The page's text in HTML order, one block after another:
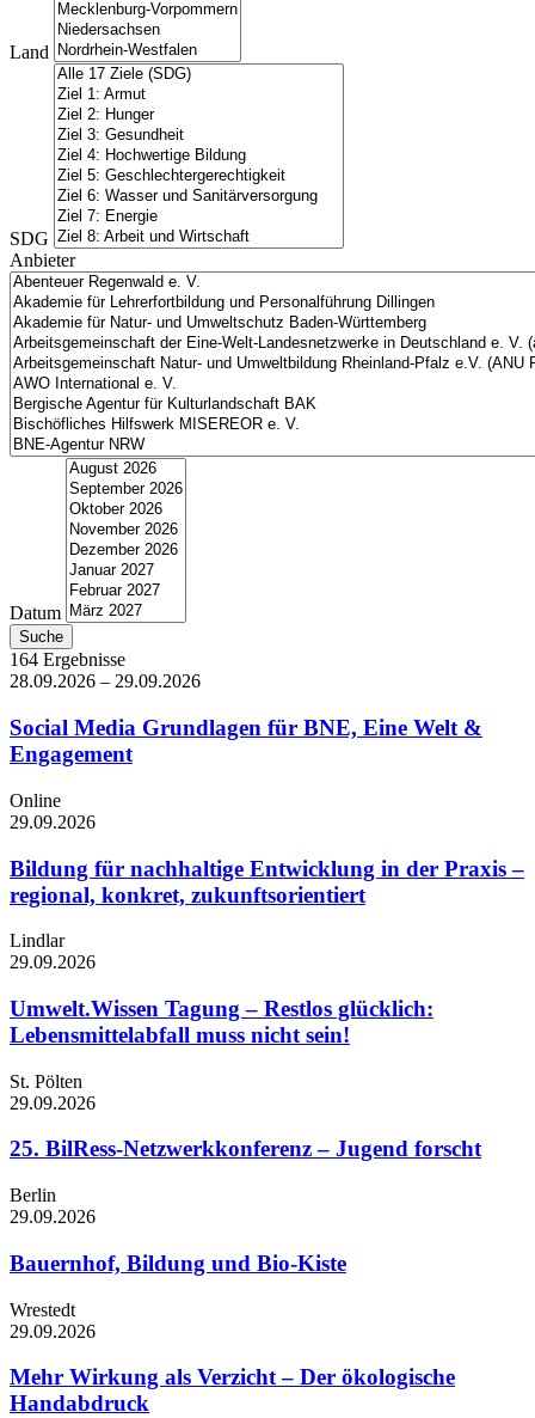
Land
SDG
Anbieter
Datum
164 Ergebnisse
28.09.2026 – 29.09.2026
Social Media Grundlagen für BNE, Eine Welt &
Engagement
Online
29.09.2026
Bildung für nachhaltige Entwicklung in der Praxis –
regional, konkret, zukunftsorientiert
Lindlar
29.09.2026
Umwelt.Wissen Tagung – Restlos glücklich:
Lebensmittelabfall muss nicht sein!
St. Pölten
29.09.2026
25. BilRess-Netzwerkkonferenz – Jugend forscht
Berlin
29.09.2026
Bauernhof, Bildung und Bio-Kiste
Wrestedt
29.09.2026
Mehr Wirkung als Verzicht – Der ökologische
Handabdruck